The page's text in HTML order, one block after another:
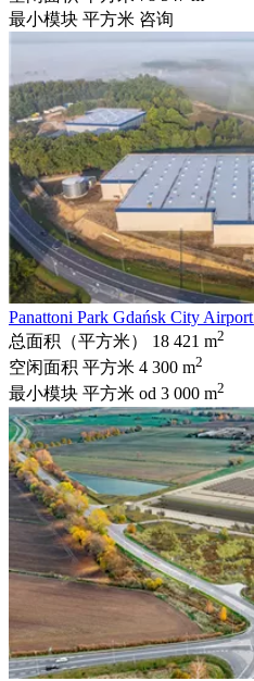
最小模块 平方米 咨询
Panattoni Park Gdańsk City Airport
总面积（平方米）
18 421 m2
空闲面积 平方米 4 300 m2
最小模块 平方米 od 3 000 m2